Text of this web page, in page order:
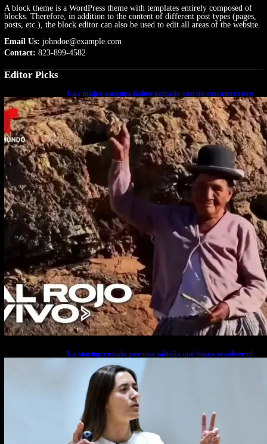
A block theme is a WordPress theme with templates entirely composed of
blocks. Therefore, in addition to the content of different post types (pages,
posts, etc.), the block editor can also be used to edit all areas of the website.
Email Us: johndoe@example.com
Contact: 823-899-4582
Editor Picks
Una mujer asegura haber peleado con un extraterrestre
cuerpo a cuerpo
La startup creada por una salteña que busca resolver el
estrés financiero en Latinoamérica